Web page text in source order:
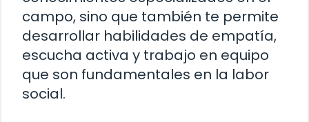
campo, sino que también te permite
desarrollar habilidades de empatía,
escucha activa y trabajo en equipo
que son fundamentales en la labor
social.